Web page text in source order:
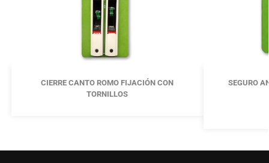
CIERRE CANTO ROMO FIJACIÓN CON
TORNILLOS
SEGURO